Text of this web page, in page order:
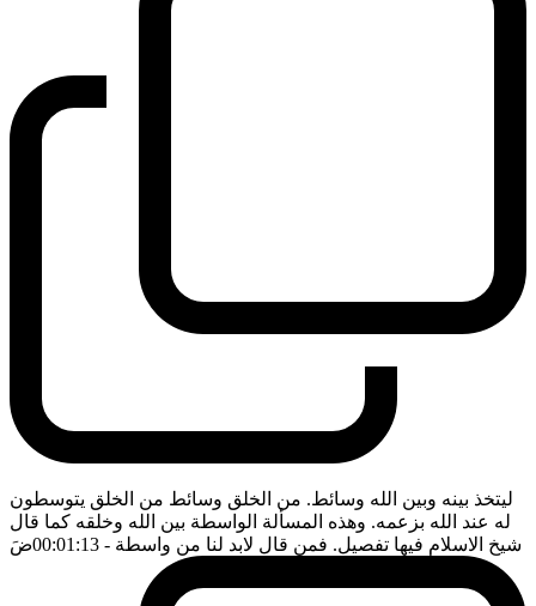
ليتخذ بينه وبين الله وسائط. من الخلق وسائط من الخلق يتوسطون
له عند الله بزعمه. وهذه المسألة الواسطة بين الله وخلقه كما قال
شيخ الاسلام فيها تفصيل. فمن قال لابد لنا من واسطة - 00:01:13 ضَ